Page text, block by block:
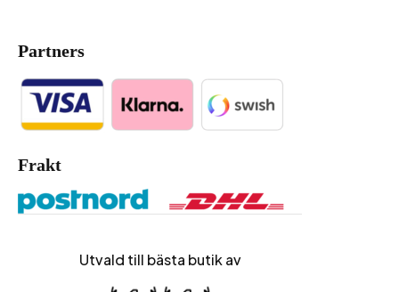
Partners
Frakt
Utvald till bästa butik av